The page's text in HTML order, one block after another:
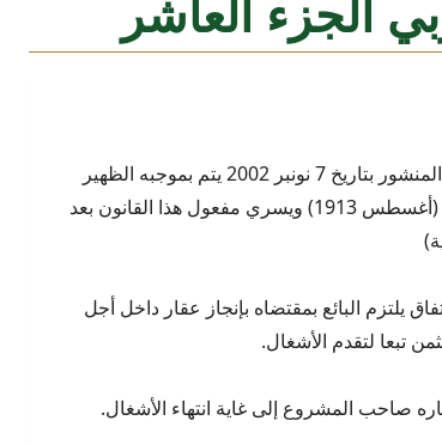
الجزء العاشر
(أضيف بمقتضى القانون رقم 44.00 المنشور بتاريخ 7 نونبر 2002 يتم بموجبه الظهير
الشريف الصادر في 9 رمضان 1331 (أغسطس 1913) ويسري مفعول هذا القانون بعد
يلتزم البائع بمقتضاه بإنجاز عقار داخل أجل
تبعا لتقدم الأشغال.
صاحب المشروع إلى غاية انتهاء الأشغال.